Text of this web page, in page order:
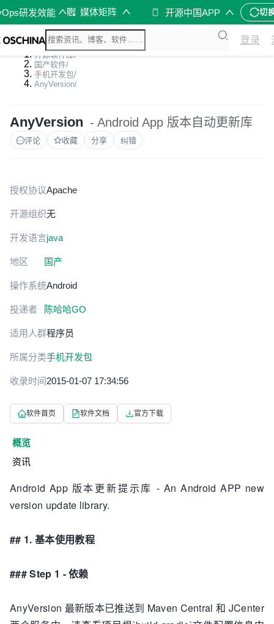
研发效能 媒体矩阵 开源中国APP 切
登录
开源软件库/
国产软件/
手机开发包/
AnyVersion/
AnyVersion - Android App 版本自动更新库
评论 收藏 分享 纠错
授权协议Apache
开源组织无
开发语言java
地区 国产
操作系统Android
投递者 陈哈哈GO
适用人群程序员
所属分类手机开发包
收录时间2015-01-07 17:34:56
软件首页 软件文档 官方下载
概览
资讯
Android App 版本更新提示库 - An Android APP new
version update library.
## 1. 基本使用教程
### Step 1 - 依赖
AnyVersion 最新版本已推送到 Maven Central 和 JCenter